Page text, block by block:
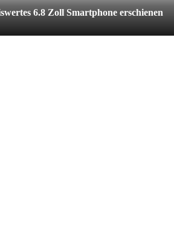
6.8 Zoll Smartphone erschienen